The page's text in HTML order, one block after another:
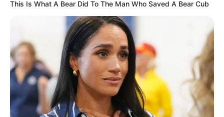
This Is What A Bear Did To The Man Who Saved A Bear Cub